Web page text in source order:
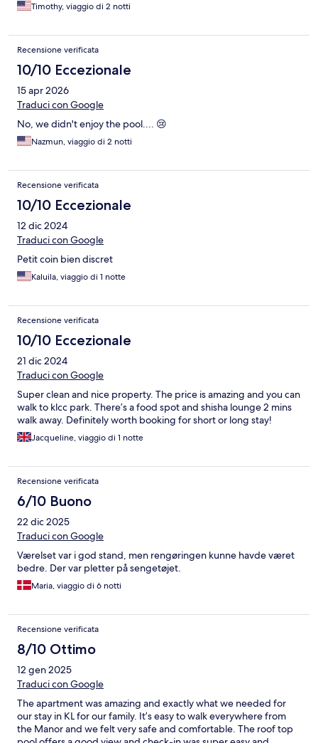
Timothy, viaggio di 2 notti
Recensione verificata
10/10 Eccezionale
15 apr 2026
Traduci con Google
No, we didn't enjoy the pool.... 😢
Nazmun, viaggio di 2 notti
Recensione verificata
10/10 Eccezionale
12 dic 2024
Traduci con Google
Petit coin bien discret
Kaluila, viaggio di 1 notte
Recensione verificata
10/10 Eccezionale
21 dic 2024
Traduci con Google
Super clean and nice property. The price is amazing and you can
walk to klcc park. There’s a food spot and shisha lounge 2 mins
walk away. Definitely worth booking for short or long stay!
Jacqueline, viaggio di 1 notte
Recensione verificata
6/10 Buono
22 dic 2025
Traduci con Google
Værelset var i god stand, men rengøringen kunne havde været
bedre. Der var pletter på sengetøjet.
Maria, viaggio di 6 notti
Recensione verificata
8/10 Ottimo
12 gen 2025
Traduci con Google
The apartment was amazing and exactly what we needed for
our stay in KL for our family. It’s easy to walk everywhere from
the Manor and we felt very safe and comfortable. The roof top